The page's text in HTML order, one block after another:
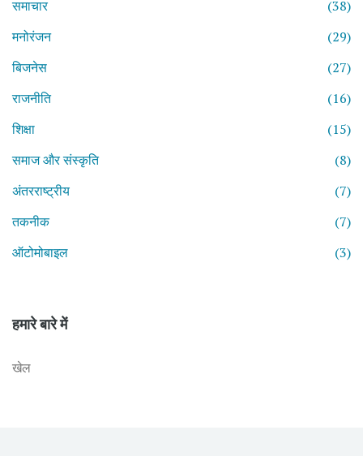
समाचार
(38)
मनोरंजन
(29)
बिजनेस
(27)
राजनीति
(16)
शिक्षा
(15)
समाज और संस्कृति
(8)
अंतरराष्ट्रीय
(7)
तकनीक
(7)
ऑटोमोबाइल
(3)
हमारे बारे में
खेल